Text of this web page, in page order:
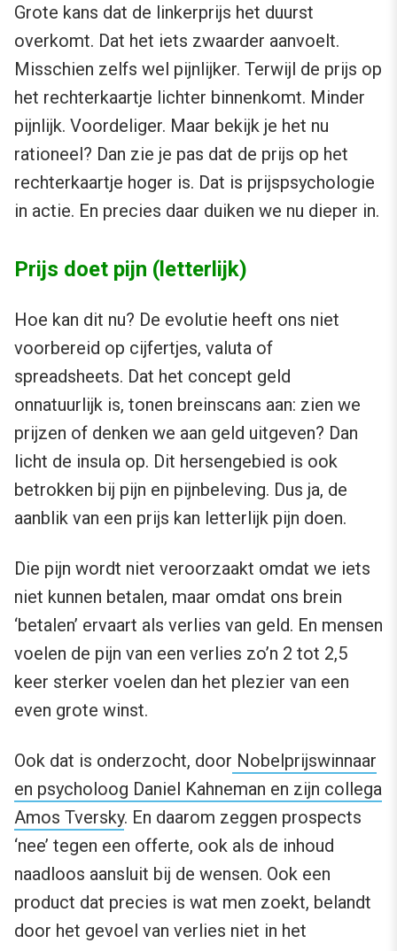
Grote kans dat de linkerprijs het duurst
overkomt. Dat het iets zwaarder aanvoelt.
Misschien zelfs wel pijnlijker. Terwijl de prijs op
het rechterkaartje lichter binnenkomt. Minder
pijnlijk. Voordeliger. Maar bekijk je het nu
rationeel? Dan zie je pas dat de prijs op het
rechterkaartje hoger is. Dat is prijspsychologie
in actie. En precies daar duiken we nu dieper in.
Prijs doet pijn (letterlijk)
Hoe kan dit nu? De evolutie heeft ons niet
voorbereid op cijfertjes, valuta of
spreadsheets. Dat het concept geld
onnatuurlijk is, tonen breinscans aan: zien we
prijzen of denken we aan geld uitgeven? Dan
licht de insula op. Dit hersengebied is ook
betrokken bij pijn en pijnbeleving. Dus ja, de
aanblik van een prijs kan letterlijk pijn doen.
Die pijn wordt niet veroorzaakt omdat we iets
niet kunnen betalen, maar omdat ons brein
‘betalen’ ervaart als verlies van geld. En mensen
voelen de pijn van een verlies zo’n 2 tot 2,5
keer sterker voelen dan het plezier van een
even grote winst.
Ook dat is onderzocht, door Nobelprijswinnaar
en psycholoog Daniel Kahneman en zijn collega
Amos Tversky. En daarom zeggen prospects
‘nee’ tegen een offerte, ook als de inhoud
naadloos aansluit bij de wensen. Ook een
product dat precies is wat men zoekt, belandt
door het gevoel van verlies niet in het